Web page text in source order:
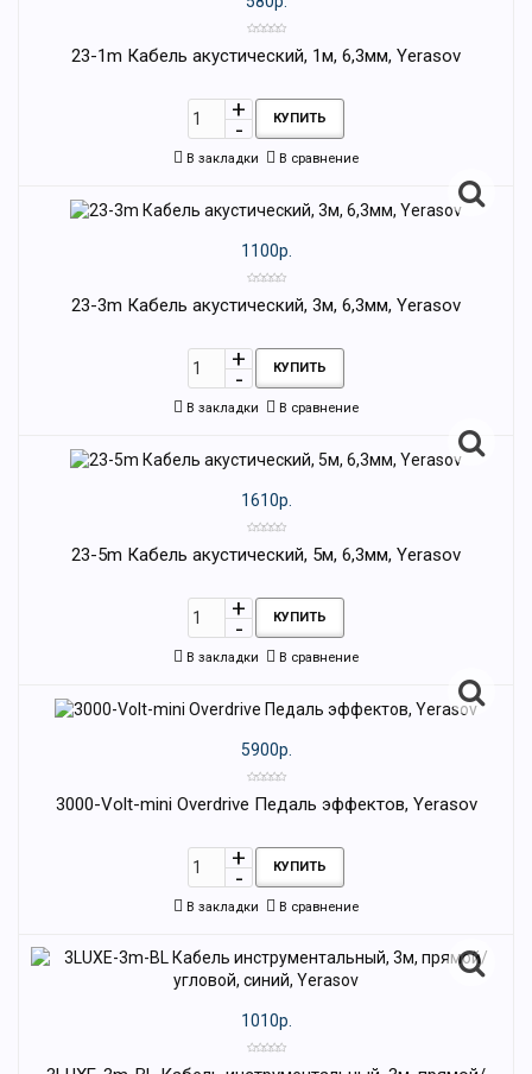
23-1m Кабель акустический, 1м, 6,3мм, Yerasov
КУПИТЬ
В закладки В сравнение
1100р.
23-3m Кабель акустический, 3м, 6,3мм, Yerasov
КУПИТЬ
В закладки В сравнение
1610р.
23-5m Кабель акустический, 5м, 6,3мм, Yerasov
КУПИТЬ
В закладки В сравнение
5900р.
3000-Volt-mini Overdrive Педаль эффектов, Yerasov
КУПИТЬ
В закладки В сравнение
1010р.